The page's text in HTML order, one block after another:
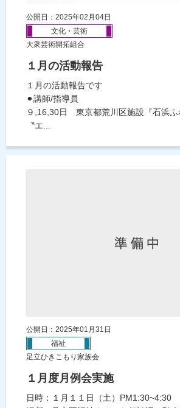
公開日：2025年02月04日
文化・芸術
大衆芸術開拓組合
１月の活動報告
１月の活動報告です
⚫︎講師/指導員
９,16,30日 東京都荒川区施設『石浜ふ
〝エ...
公開日：2025年01月31日
福祉
足立ひきこもり家族会
１月度月例会実施
日時：１月１１日（土）PM1:30~4:30